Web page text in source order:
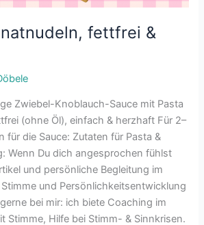
fettfrei &
Zwiebel-Knoblauch-Sauce mit Pasta
(ohne Öl), einfach & herzhaft Für 2–
für die Sauce: Zutaten für Pasta &
Wenn Du dich angesprochen fühlst
und persönliche Begleitung im
und Persönlichkeitsentwicklung
bei mir: ich biete Coaching im
Stimme, Hilfe bei Stimm- & Sinnkrisen.